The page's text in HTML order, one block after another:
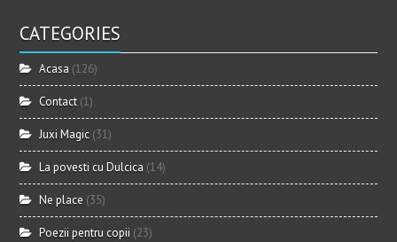
CATEGORIES
Acasa (126)
Contact (1)
Juxi Magic (31)
La povesti cu Dulcica (14)
Ne place (35)
Poezii pentru copii (23)